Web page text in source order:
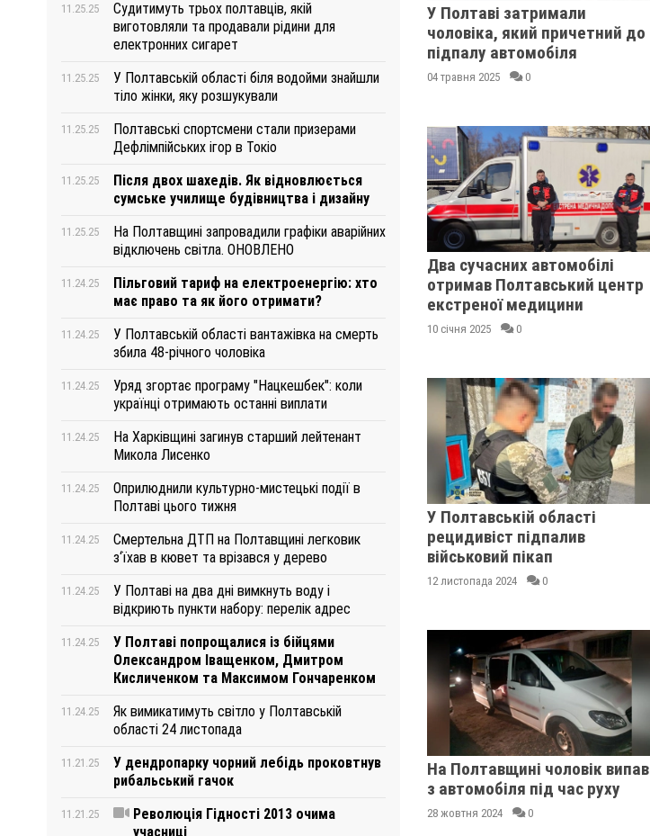
11.25.25
Судитимуть трьох полтавців, якій
виготовляли та продавали рідини для
електронних сигарет
11.25.25
У Полтавській області біля водойми знайшли
тіло жінки, яку розшукували
11.25.25
Полтавські спортсмени стали призерами
Дефлімпійських ігор в Токіо
11.25.25
Після двох шахедів. Як відновлюється
сумське училище будівництва і дизайну
11.25.25
На Полтавщині запровадили графіки аварійних
відключень світла. ОНОВЛЕНО
11.24.25
Пільговий тариф на електроенергію: хто
має право та як його отримати?
11.24.25
У Полтавській області вантажівка на смерть
збила 48-річного чоловіка
11.24.25
Уряд згортає програму "Нацкешбек": коли
українці отримають останні виплати
11.24.25
На Харківщині загинув старший лейтенант
Микола Лисенко
11.24.25
Оприлюднили культурно-мистецькі події в
Полтаві цього тижня
11.24.25
Смертельна ДТП на Полтавщині легковик
з‘їхав в кювет та врізався у дерево
11.24.25
У Полтаві на два дні вимкнуть воду і
відкриють пункти набору: перелік адрес
11.24.25
У Полтаві попрощалися із бійцями
Олександром Іващенком, Дмитром
Кисличенком та Максимом Гончаренком
11.24.25
Як вимикатимуть світло у Полтавській
області 24 листопада
11.21.25
У дендропарку чорний лебідь проковтнув
рибальський гачок
11.21.25
Революція Гідності 2013 очима
учасниці
У Полтаві затримали
чоловіка, який причетний до
підпалу автомобіля
04 травня 2025 0
Два сучасних автомобілі
отримав Полтавський центр
екстреної медицини
10 січня 2025 0
У Полтавській області
рецидивіст підпалив
військовий пікап
12 листопада 2024 0
На Полтавщині чоловік випав
з автомобіля під час руху
28 жовтня 2024 0